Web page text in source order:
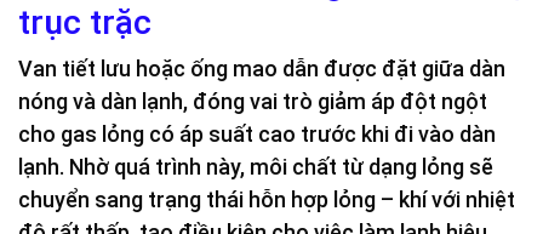
trục trặc
Van tiết lưu hoặc ống mao dẫn được đặt giữa dàn
nóng và dàn lạnh, đóng vai trò giảm áp đột ngột
cho gas lỏng có áp suất cao trước khi đi vào dàn
lạnh. Nhờ quá trình này, môi chất từ dạng lỏng sẽ
chuyển sang trạng thái hỗn hợp lỏng – khí với nhiệt